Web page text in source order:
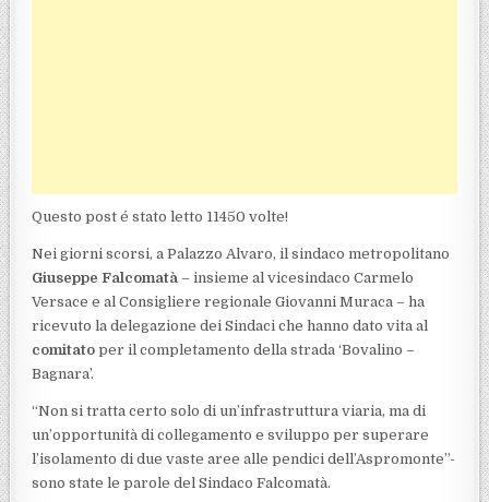
Questo post é stato letto 11450 volte!
Nei giorni scorsi, a Palazzo Alvaro, il sindaco metropolitano
Giuseppe Falcomatà– insieme al vicesindaco Carmelo
Versace e al Consigliere regionale Giovanni Muraca – ha
ricevuto la delegazione dei Sindaci che hanno dato vita al
comitato per il completamento della strada ‘Bovalino –
Bagnara’.
“Non si tratta certo solo di un’infrastruttura viaria, ma di
un’opportunità di collegamento e sviluppo per superare
l’isolamento di due vaste aree alle pendici dell’Aspromonte”-
sono state le parole del Sindaco Falcomatà.